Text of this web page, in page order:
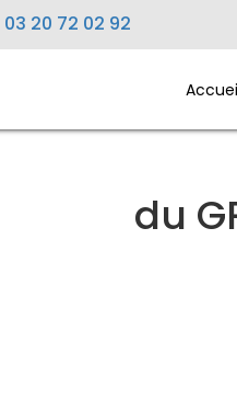
03 20 72 02 92
du